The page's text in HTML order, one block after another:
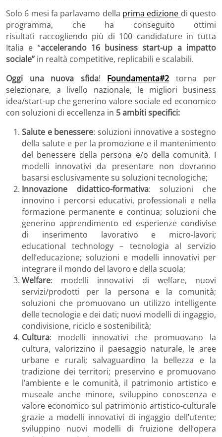
Solo 6 mesi fa parlavamo della prima edizione di questo
programma, che ha conseguito ottimi
risultati raccogliendo più di 100 candidature in tutta
Italia e “accelerando 16 business start-up a impatto
sociale” in realtà competitive, replicabili e scalabili.
Oggi una nuova sfida! Foundamenta#2 torna per
selezionare, a livello nazionale, le migliori business
idea/start-up che generino valore sociale ed economico
con soluzioni di eccellenza in 5 ambiti specifici:
Salute e benessere: soluzioni innovative a sostegno
della salute e per la promozione e il mantenimento
del benessere della persona e/o della comunità. I
modelli innovativi da presentare non dovranno
basarsi esclusivamente su soluzioni tecnologiche;
Innovazione didattico-formativa: soluzioni che
innovino i percorsi educativi, professionali e nella
formazione permanente e continua; soluzioni che
generino apprendimento ed esperienze condivise
di inserimento lavorativo e micro-lavori;
educational technology – tecnologia al servizio
dell’educazione; soluzioni e modelli innovativi per
integrare il mondo del lavoro e della scuola;
Welfare: modelli innovativi di welfare, nuovi
servizi/prodotti per la persona e la comunità;
soluzioni che promuovano un utilizzo intelligente
delle tecnologie e dei dati; nuovi modelli di ingaggio,
condivisione, riciclo e sostenibilità;
Cultura: modelli innovativi che promuovano la
cultura, valorizzino il paesaggio naturale, le aree
urbane e rurali; salvaguardino la bellezza e la
tradizione dei territori; preservino e promuovano
l’ambiente e le comunità, il patrimonio artistico e
museale anche minore, sviluppino conoscenza e
valore economico sul patrimonio artistico-culturale
grazie a modelli innovativi di ingaggio dell’utente;
sviluppino nuovi modelli di fruizione dell’opera